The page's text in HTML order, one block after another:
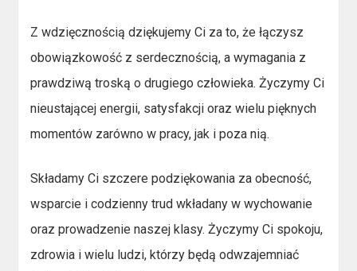
Z wdzięcznością dziękujemy Ci za to, że łączysz
obowiązkowość z serdecznością, a wymagania z
prawdziwą troską o drugiego człowieka. Życzymy Ci
nieustającej energii, satysfakcji oraz wielu pięknych
momentów zarówno w pracy, jak i poza nią.
Składamy Ci szczere podziękowania za obecność,
wsparcie i codzienny trud wkładany w wychowanie
oraz prowadzenie naszej klasy. Życzymy Ci spokoju,
zdrowia i wielu ludzi, którzy będą odwzajemniać